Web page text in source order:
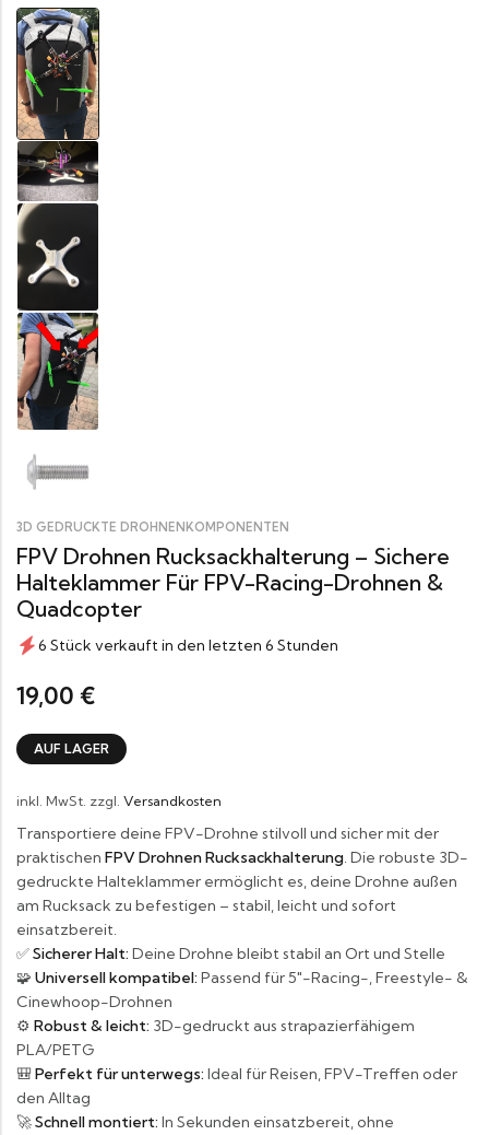
3D GEDRUCKTE DROHNENKOMPONENTEN
FPV Drohnen Rucksackhalterung – Sichere
Halteklammer Für FPV-Racing-Drohnen &
Quadcopter
6 Stück verkauft in den letzten 6 Stunden
19,00 €
AUF LAGER
inkl. MwSt. zzgl. Versandkosten
Transportiere deine FPV-Drohne stilvoll und sicher mit der
praktischen FPV Drohnen Rucksackhalterung. Die robuste 3D-
gedruckte Halteklammer ermöglicht es, deine Drohne außen
am Rucksack zu befestigen – stabil, leicht und sofort
einsatzbereit.
✅Sicherer Halt: Deine Drohne bleibt stabil an Ort und Stelle
🧩 Universell kompatibel: Passend für 5″-Racing-, Freestyle- &
Cinewhoop-Drohnen
⚙️ Robust & leicht: 3D-gedruckt aus strapazierfähigem
PLA/PETG
🎒 Perfekt für unterwegs: Ideal für Reisen, FPV-Treffen oder
den Alltag
🚀Schnell montiert: In Sekunden einsatzbereit, ohne